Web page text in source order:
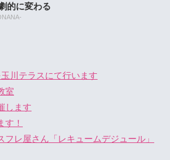
的に変わる
川テラスにて行います
室
します
す！
レ屋さん「レキュームデジュール」